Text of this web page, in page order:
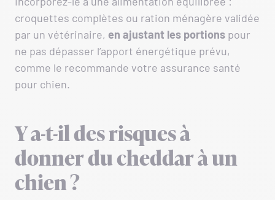
croquettes complètes ou ration ménagère validée
par un vétérinaire, en ajustant les portions pour
ne pas dépasser l’apport énergétique prévu,
comme le recommande votre assurance santé
pour chien.
Y a-t-il des risques à
donner du cheddar à un
chien ?